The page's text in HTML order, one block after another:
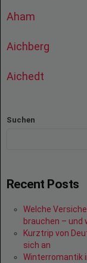
Aham
Aichberg
Aichedt
Suchen
Recent Posts
Welche
brauchen –
Kurztrip von
sich an
Winterromantik